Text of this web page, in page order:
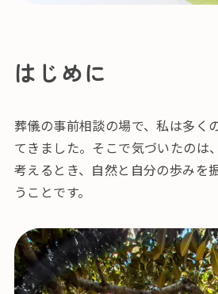
はじめに
葬儀の事前相談の場で、私は多く
てきました。そこで気づいたのは
考えるとき、自然と自分の歩みを
うことです。